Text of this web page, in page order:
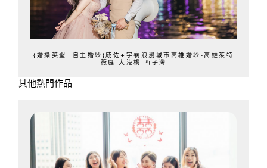
{婚攝英聖 |自主婚紗}威佐+宇襄浪漫城市高雄婚紗-高雄萊特
薇庭-大港橋-西子灣
其他熱門作品